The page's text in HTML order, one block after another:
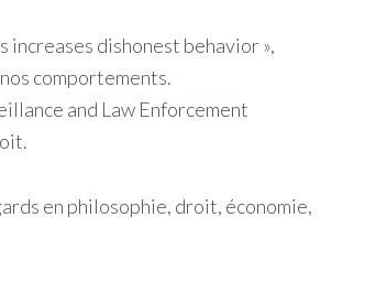
increases dishonest behavior »,
comportements.
and Law Enforcement
en philosophie, droit, économie,